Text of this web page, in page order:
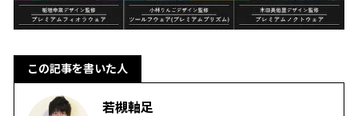
この記事を書いた人
若槻軸足